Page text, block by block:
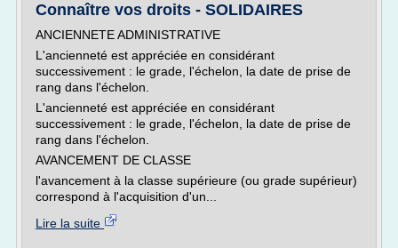
Connaître vos droits - SOLIDAIRES
ANCIENNETE ADMINISTRATIVE
L'ancienneté est appréciée en considérant
successivement : le grade, l'échelon, la date de prise de
rang dans l'échelon.
L'ancienneté est appréciée en considérant
successivement : le grade, l'échelon, la date de prise de
rang dans l'échelon.
AVANCEMENT DE CLASSE
l'avancement à la classe supérieure (ou grade supérieur)
correspond à l'acquisition d'un...
Lire la suite